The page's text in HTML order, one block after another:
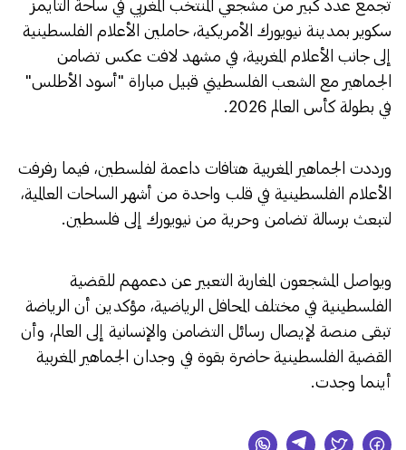
تجمع عدد كبير من مشجعي المنتخب المغربي في ساحة التايمز
سكوير بمدينة نيويورك الأمريكية، حاملين الأعلام الفلسطينية
إلى جانب الأعلام المغربية، في مشهد لافت عكس تضامن
الجماهير مع الشعب الفلسطيني قبيل مباراة "أسود الأطلس"
في بطولة كأس العالم 2026.
ورددت الجماهير المغربية هتافات داعمة لفلسطين، فيما رفرفت
الأعلام الفلسطينية في قلب واحدة من أشهر الساحات العالمية،
لتبعث برسالة تضامن وحرية من نيويورك إلى فلسطين.
ويواصل المشجعون المغاربة التعبير عن دعمهم للقضية
الفلسطينية في مختلف المحافل الرياضية، مؤكدين أن الرياضة
تبقى منصة لإيصال رسائل التضامن والإنسانية إلى العالم، وأن
القضية الفلسطينية حاضرة بقوة في وجدان الجماهير المغربية
أينما وجدت.